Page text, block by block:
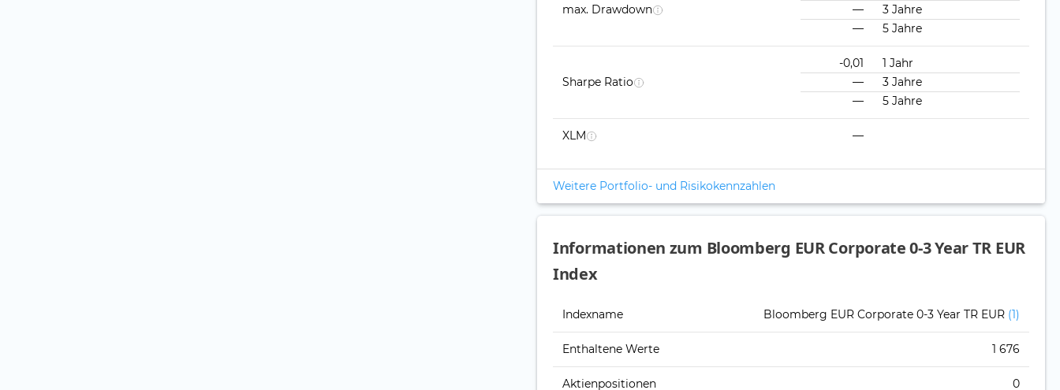
max. Drawdown
—
3 Jahre
—
5 Jahre
Sharpe Ratio
-0,01
1 Jahr
—
3 Jahre
—
5 Jahre
XLM —
Weitere Portfolio- und Risikokennzahlen
Informationen zum Bloomberg EUR Corporate 0-3 Year TR EUR
Index
Indexname Bloomberg EUR Corporate 0-3 Year TR EUR (1)
Enthaltene Werte 1 676
Aktienpositionen 0